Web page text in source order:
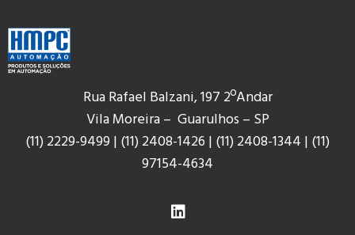
Rua Rafael Balzani, 197 2ºAndar
Vila Moreira – Guarulhos – SP
(11) 2229-9499| (11) 2408-1426 | (11) 2408-1344 | (11)
97154-4634